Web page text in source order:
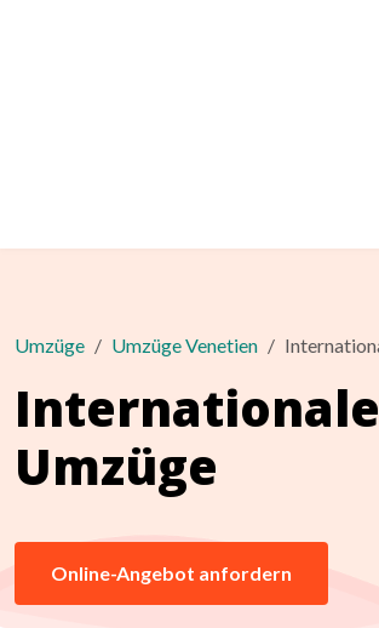
Umzüge Umzüge Venetien
Internationale
Umzüge
Online-Angebot anfordern